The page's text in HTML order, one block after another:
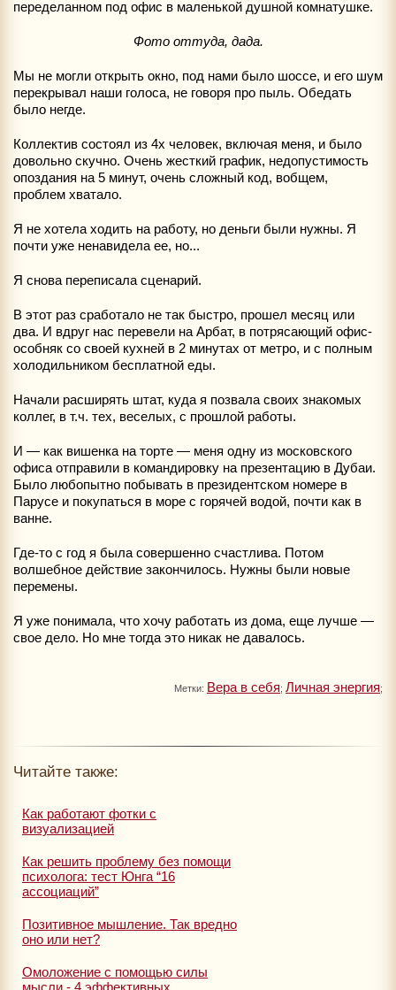
переделанном под офис в маленькой душной комнатушке.
Фото оттуда, дада.
Мы не могли открыть окно, под нами было шоссе, и его шум
перекрывал наши голоса, не говоря про пыль. Обедать
было негде.
Коллектив состоял из 4х человек, включая меня, и было
довольно скучно. Очень жесткий график, недопустимость
опоздания на 5 минут, очень сложный код, вобщем,
проблем хватало.
Я не хотела ходить на работу, но деньги были нужны. Я
почти уже ненавидела ее, но...
Я снова переписала сценарий.
В этот раз сработало не так быстро, прошел месяц или
два. И вдруг нас перевели на Арбат, в потрясающий офис-
особняк со своей кухней в 2 минутах от метро, и с полным
холодильником бесплатной еды.
Начали расширять штат, куда я позвала своих знакомых
коллег, в т.ч. тех, веселых, с прошлой работы.
И — как вишенка на торте — меня одну из московского
офиса отправили в командировку на презентацию в Дубаи.
Было любопытно побывать в президентском номере в
Парусе и покупаться в море с горячей водой, почти как в
ванне.
Где-то с год я была совершенно счастлива. Потом
волшебное действие закончилось. Нужны были новые
перемены.
Я уже понимала, что хочу работать из дома, еще лучше —
свое дело. Но мне тогда это никак не давалось.
Метки: Вера в себя; Личная энергия;
Читайте также:
Как работают фотки с
визуализацией
Как решить проблему без помощи
психолога: тест Юнга “16
ассоциаций”
Позитивное мышление. Так вредно
оно или нет?
Омоложение с помощью силы